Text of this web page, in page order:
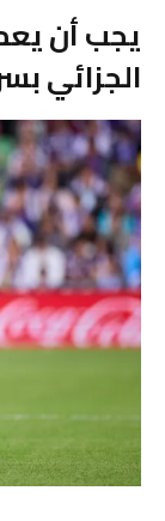
يجب أن
الجزائي